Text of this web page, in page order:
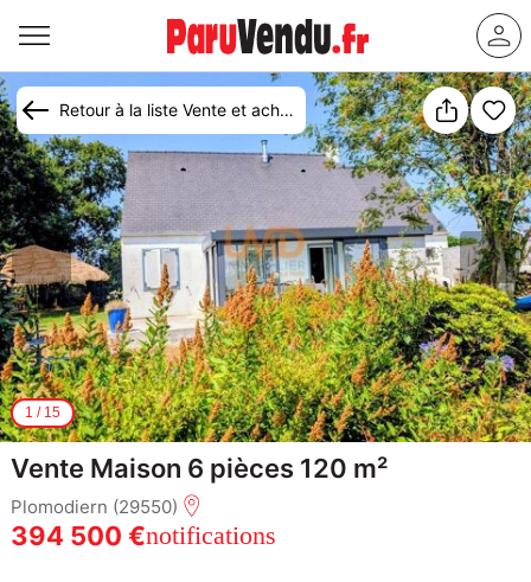
Retour à la liste Vente et achat maison Plomodiern
1 / 15
Vente Maison 6 pièces 120 m²
Plomodiern (29550)
394 500 €notifications